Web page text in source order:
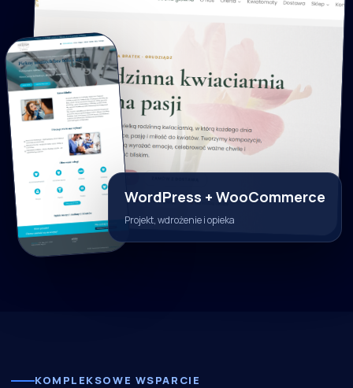
WordPress + WooCommerce
Projekt, wdrożenie i opieka
KOMPLEKSOWE WSPARCIE